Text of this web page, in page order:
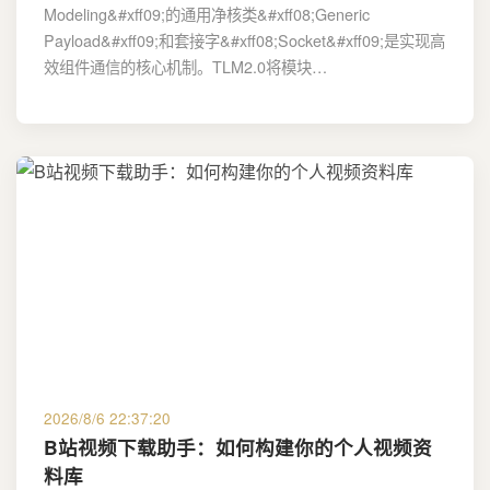
Modeling&#xff09;的通用净核类&#xff08;Generic
Payload&#xff09;和套接字&#xff08;Socket&#xff09;是实现高
效组件通信的核心机制。TLM2.0将模块…
2026/8/6 22:37:20
B站视频下载助手：如何构建你的个人视频资
料库